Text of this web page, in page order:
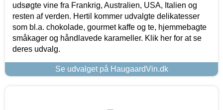
udsøgte vine fra Frankrig, Australien, USA, Italien og
resten af verden. Hertil kommer udvalgte delikatesser
som bl.a. chokolade, gourmet kaffe og te, hjemmebagte
småkager og håndlavede karameller. Klik her for at se
deres udvalg.
Se udvalget på HaugaardVin.dk